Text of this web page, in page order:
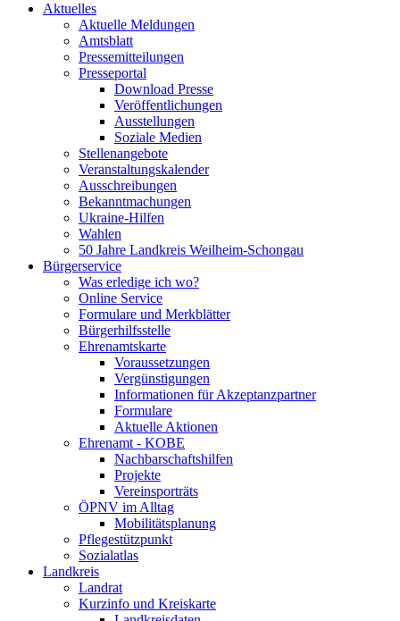
Aktuelles
Aktuelle Meldungen
Amtsblatt
Pressemitteilungen
Presseportal
Download Presse
Veröffentlichungen
Ausstellungen
Soziale Medien
Stellenangebote
Veranstaltungskalender
Ausschreibungen
Bekanntmachungen
Ukraine-Hilfen
Wahlen
50 Jahre Landkreis Weilheim-Schongau
Bürgerservice
Was erledige ich wo?
Online Service
Formulare und Merkblätter
Bürgerhilfsstelle
Ehrenamtskarte
Voraussetzungen
Vergünstigungen
Informationen für Akzeptanzpartner
Formulare
Aktuelle Aktionen
Ehrenamt - KOBE
Nachbarschaftshilfen
Projekte
Vereinsporträts
ÖPNV im Alltag
Mobilitätsplanung
Pflegestützpunkt
Sozialatlas
Landkreis
Landrat
Kurzinfo und Kreiskarte